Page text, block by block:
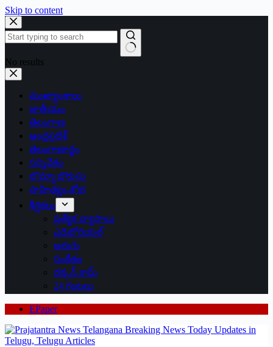
Skip to content
No results
ముఖ్యాంశాలు
జాతీయం
తెలంగాణ
ఆంధ్రప్రదేశ్
తెలంగాణార్థం
సన్నివేశం
బొమ్మా బొరుసు
సాహిత్యం-శోభ
శీర్షికలు
ప్రత్యేక వ్యాసాలు
ఎడిటోరియల్
అరుగు
సంకేతం
దక్కన్.కామ్
24 గంటలు
EPaper